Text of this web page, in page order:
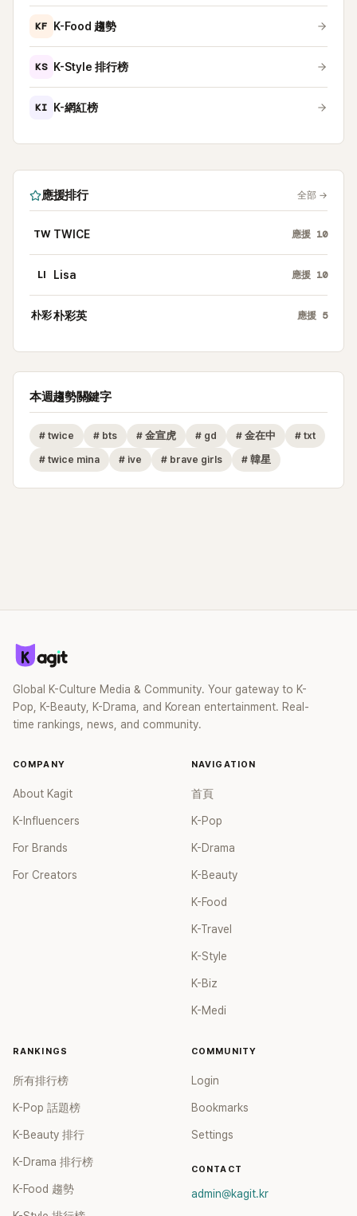
KF K-Food 趨勢
KS K-Style 排行榜
KI K-網紅榜
應援排行 全部 →
TW TWICE 應援 10
LI Lisa 應援 10
朴彩朴彩英 應援 5
本週趨勢關鍵字
# twice # bts # 金宣虎 # gd # 金在中 # txt
# twice mina # ive # brave girls # 韓星
Global K-Culture Media & Community. Your gateway to K-
Pop, K-Beauty, K-Drama, and Korean entertainment. Real-
time rankings, news, and community.
COMPANY
About Kagit
K-Influencers
For Brands
For Creators
NAVIGATION
首頁
K-Pop
K-Drama
K-Beauty
K-Food
K-Travel
K-Style
K-Biz
K-Medi
RANKINGS
所有排行榜
K-Pop 話題榜
K-Beauty 排行
K-Drama 排行榜
K-Food 趨勢
COMMUNITY
Login
Bookmarks
Settings
CONTACT
admin@kagit.kr